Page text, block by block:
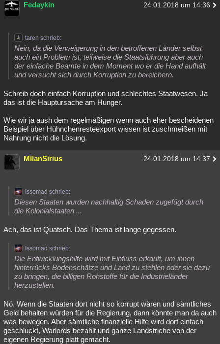
Fedaykin 24.01.2018 um 14:36
taren schrieb:
Nein, da die Verweigerung in den betroffenen Länder selbst
auch ein Problem ist, teilweise die Staatsführung aber auch
der einfache Beamte in dem Moment wo er die Hand aufhält
und versucht sich durch Korruption zu bereichern.
Schreib doch einfach Korruption und schlechtes Staatwesen. Ja
das ist die Hauptursache am Hunger.
Wie wir ja aush dem regelmäßigen wenn auch eher bescheidenen
Beispiel über Hühnchenresteexport wissen ist zuschmeißen mit
Nahrung nicht die Lösung.
MilanSirius 24.01.2018 um 14:37
Issomad schrieb:
Diesen Staaten wurden nachhaltig Schaden zugefügt durch
die Kolonialstaaten ...
Ach, das ist Quatsch. Das Thema ist lange gegessen.
Issomad schrieb:
Die Entwicklungshilfe wird mit Einfluss erkauft, um ihnen
hinterrücks Bodenschätze und Land zu stehlen oder sie dazu
zu bringen, die billigen Rohstoffe für die Industrieländer
herzustellen.
Nö. Wenn die Staaten dort nicht so korrupt wären und sämtliches
Geld behalten würden für die Regierung, dann könnte man da auch
was bewegen. Aber sämtliche finanzielle Hilfe wird dort einfach
geschluckt, Warlords bezahlt und ganze Landstriche von der
eigenen Regierung platt gemacht.